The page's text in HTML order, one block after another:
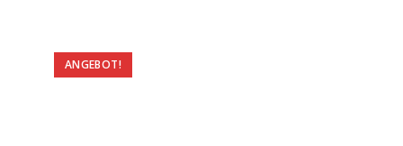
ANGEBOT!